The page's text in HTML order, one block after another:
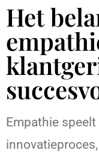
Het
Empathie